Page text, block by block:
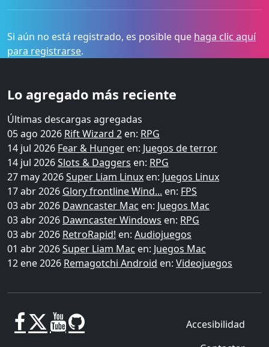
Si aún no está registrado, es posible que haga clic aquí
para registrarse.
Lo agregado más reciente
Últimas descargas agregadas
05 ago 2026 Rift Wizard 2 en: RPG
14 jul 2026 Fear & Hunger en: Juegos de terror
14 jul 2026Slots & Daggers en: RPG
27 may 2026Super Liam Linux en: Juegos Linux
17 abr 2026 Glory frontline Wind... en: FPS
03 abr 2026 Dawncaster Mac en: Juegos Mac
03 abr 2026 Dawncaster Windows en: RPG
03 abr 2026 RetroRapid! en: Audiojuegos
01 abr 2026Super Liam Mac en: Juegos Mac
12 ene 2026 Remagotchi Android en: Videojuegos
Accesibilidad